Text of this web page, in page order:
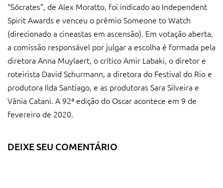
“Sócrates”, de Alex Moratto, foi indicado ao Independent
Spirit Awards e venceu o prêmio Someone to Watch
(direcionado a cineastas em ascensão). Em votação aberta,
a comissão responsável por julgar a escolha é formada pela
diretora Anna Muylaert, o crítico Amir Labaki, o diretor e
roteirista David Schurmann, a diretora do Festival do Rio e
produtora Ilda Santiago, e as produtoras Sara Silveira e
Vânia Catani. A 92ª edição do Oscar acontece em 9 de
fevereiro de 2020.
DEIXE SEU COMENTÁRIO